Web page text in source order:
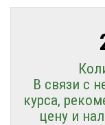
В связи с
курса,
цену и